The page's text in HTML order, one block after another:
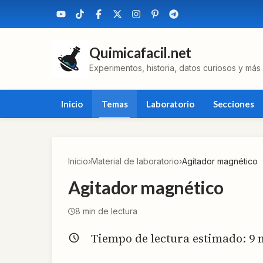
Quimicafacil.net
Experimentos, historia, datos curiosos y más
Inicio Temas Laboratorio Secciones
Inicio›Material de laboratorio›Agitador magnético
Agitador magnético
8 min de lectura
Tiempo de lectura estimado: 9